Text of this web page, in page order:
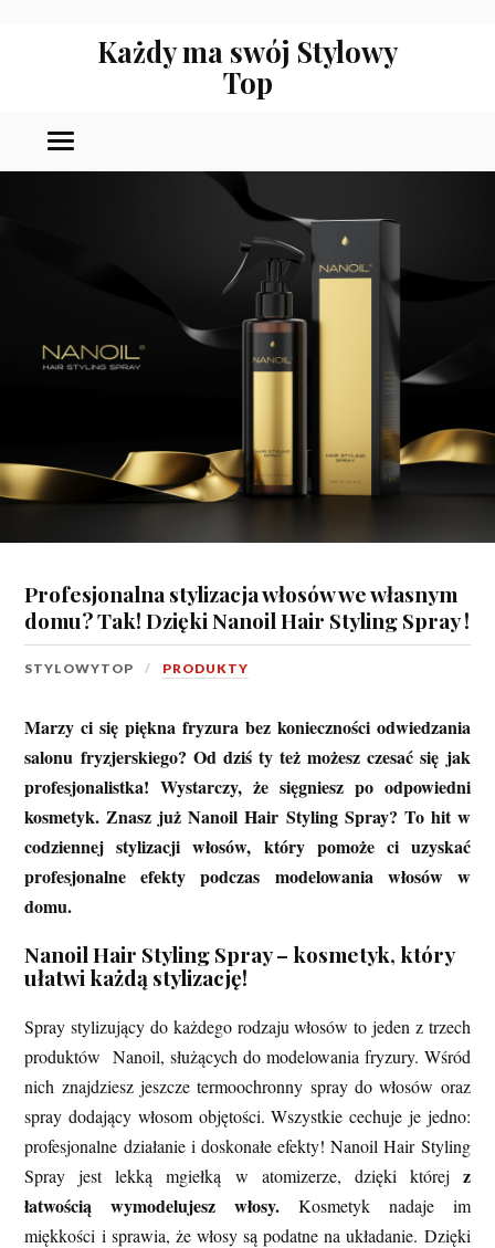
Każdy ma swój Stylowy
Top
Profesjonalna stylizacja włosów we własnym
domu? Tak! Dzięki Nanoil Hair Styling Spray !
STYLOWYTOP PRODUKTY
Marzy ci się piękna fryzura bez konieczności odwiedzania
salonu fryzjerskiego? Od dziś ty też możesz czesać się jak
profesjonalistka! Wystarczy, że sięgniesz po odpowiedni
kosmetyk. Znasz już Nanoil Hair Styling Spray? To hit w
codziennej stylizacji włosów, który pomoże ci uzyskać
profesjonalne efekty podczas modelowania włosów w
domu.
Nanoil Hair Styling Spray – kosmetyk, który
ułatwi każdą stylizację!
Spray stylizujący do każdego rodzaju włosów to jeden z trzech
produktów Nanoil, służących do modelowania fryzury. Wśród
nich znajdziesz jeszcze termoochronny spray do włosów oraz
spray dodający włosom objętości. Wszystkie cechuje je jedno:
profesjonalne działanie i doskonałe efekty! Nanoil Hair Styling
Spray jest lekką mgiełką w atomizerze, dzięki której z
łatwością wymodelujesz włosy. Kosmetyk nadaje im
miękkości i sprawia, że włosy są podatne na układanie. Dzięki